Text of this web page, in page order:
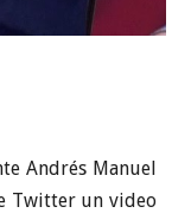
Andrés Manuel
Twitter un video